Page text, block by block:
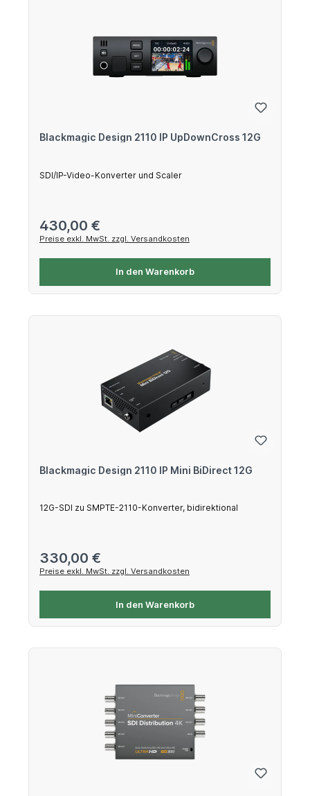
Blackmagic Design 2110 IP UpDownCross 12G
SDI/IP-Video-Konverter und Scaler
Regulärer Preis:
430,00 €
Preise exkl. MwSt. zzgl. Versandkosten
In den Warenkorb
Blackmagic Design 2110 IP Mini BiDirect 12G
12G-SDI zu SMPTE-2110-Konverter, bidirektional
Regulärer Preis:
330,00 €
Preise exkl. MwSt. zzgl. Versandkosten
In den Warenkorb